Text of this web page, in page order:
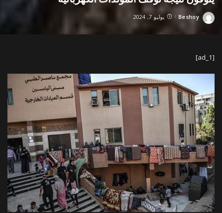
Posted
Beshoy يوليو 7, 2024
[ad_1]